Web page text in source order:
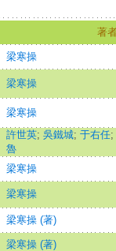
著
梁寒操
梁寒操
梁寒操
許世英; 吳鐵城; 于右任;
魯
梁寒操
梁寒操
梁寒操 (著)
梁寒操 (著)